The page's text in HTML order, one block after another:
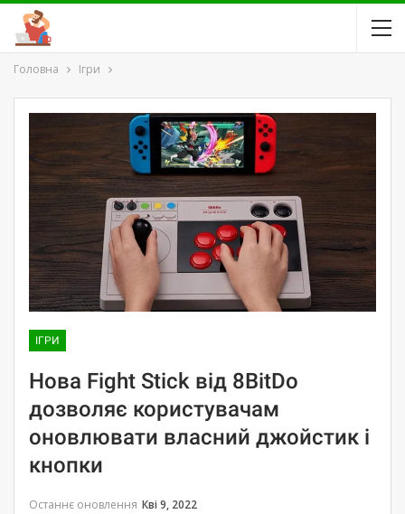
Головна Ігри
ІГРИ
Нова Fight Stick від 8BitDo
дозволяє користувачам
оновлювати власний джойстик і
кнопки
Останнє оновлення Кві 9, 2022